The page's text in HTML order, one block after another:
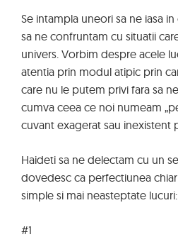
Se intampla uneori sa ne iasa
sa ne confruntam cu situatii
univers. Vorbim despre acele
atentia prin modul atipic prin
care nu le putem privi fara sa
cumva ceea ce noi numeam
cuvant exagerat sau inexistent
Haideti sa ne delectam cu un
dovedesc ca perfectiunea
simple si mai neasteptate lucuri:
#1